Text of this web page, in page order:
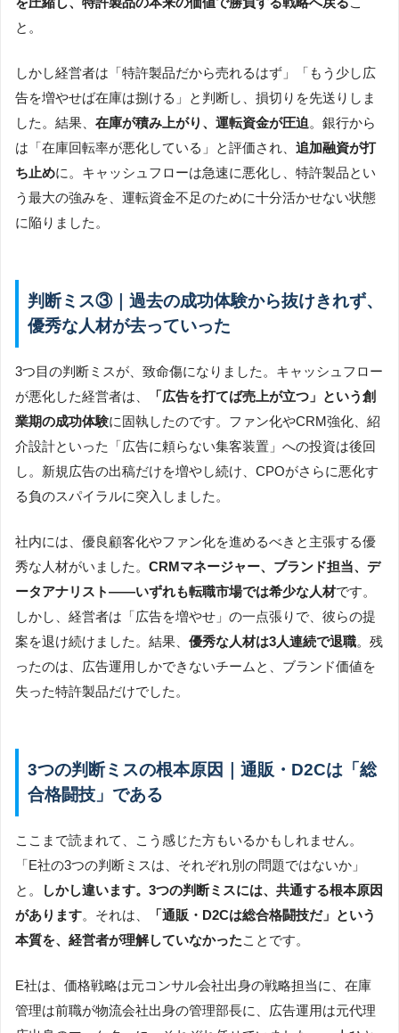
と。
しかし経営者は「特許製品だから売れるはず」「もう少し広
告を増やせば在庫は捌ける」と判断し、損切りを先送りしま
した。結果、 在庫が積み上がり、運転資金が圧迫 。銀行から
は「在庫回転率が悪化している」と評価され、 追加融資が打
ち止めに。キャッシュフローは急速に悪化し、特許製品とい
う最大の強みを、運転資金不足のために十分活かせない状態
に陥りました。
判断ミス③｜過去の成功体験から抜けきれず、
優秀な人材が去っていった
3つ目の判断ミスが、致命傷になりました。キャッシュフロー
が悪化した経営者は、
「広告を打てば売上が立つ」という創
業期の成功体験に固執したのです。ファン化やCRM強化、紹
介設計といった「広告に頼らない集客装置」への投資は後回
し。新規広告の出稿だけを増やし続け、CPOがさらに悪化す
る負のスパイラルに突入しました。
社内には、優良顧客化やファン化を進めるべきと主張する優
秀な人材がいました。 CRMマネージャー、ブランド担当、デ
ータアナリスト――いずれも転職市場では希少な人材です。
しかし、経営者は「広告を増やせ」の一点張りで、彼らの提
案を退け続けました。結果、 優秀な人材は3人連続で退職。残
ったのは、広告運用しかできないチームと、ブランド価値を
失った特許製品だけでした。
3つの判断ミスの根本原因｜通販・D2Cは「総
合格闘技」である
ここまで読まれて、こう感じた方もいるかもしれません。
「E社の3つの判断ミスは、それぞれ別の問題ではないか」
と。
しかし違います。3つの判断ミスには、共通する根本原因
があります。それは、
「通販・D2Cは総合格闘技だ」という
本質を、経営者が理解していなかったことです。
E社は、価格戦略は元コンサル会社出身の戦略担当に、在庫
管理は前職が物流会社出身の管理部長に、広告運用は元代理